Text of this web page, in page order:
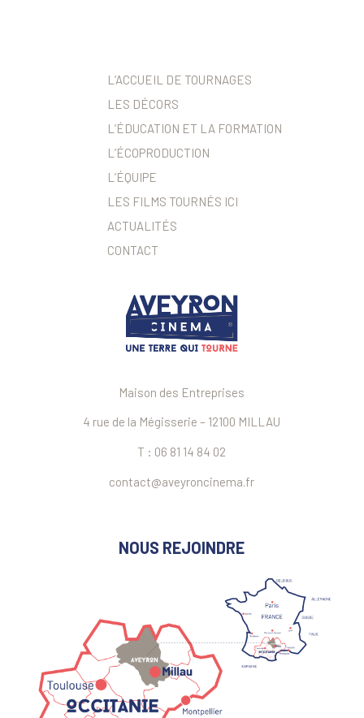
L’ACCUEIL DE TOURNAGES
LES DÉCORS
L’ÉDUCATION ET LA FORMATION
L’ÉCOPRODUCTION
L’ÉQUIPE
LES FILMS TOURNÉS ICI
ACTUALITÉS
CONTACT
Maison des Entreprises
4 rue de la Mégisserie – 12100 MILLAU
T : 06 81 14 84 02
contact@aveyroncinema.fr
NOUS REJOINDRE